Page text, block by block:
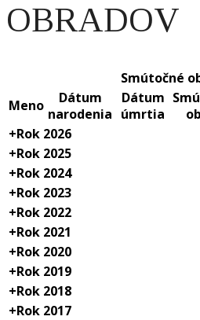
OBRADOV
Smútočné
Meno
Dátum
narodenia
Dátum
úmrtia
+Rok 2026
+Rok 2025
+Rok 2024
+Rok 2023
+Rok 2022
+Rok 2021
+Rok 2020
+Rok 2019
+Rok 2018
+Rok 2017